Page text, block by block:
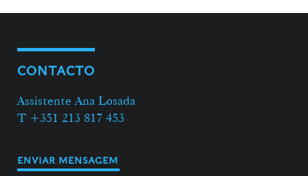
CONTACTO
Assistente Ana Losada
T +351 213 817 453
ENVIAR MENSAGEM